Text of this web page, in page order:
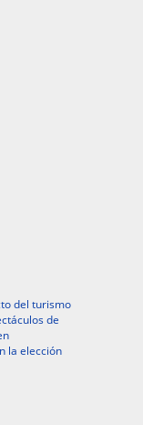
del turismo
de
la elección